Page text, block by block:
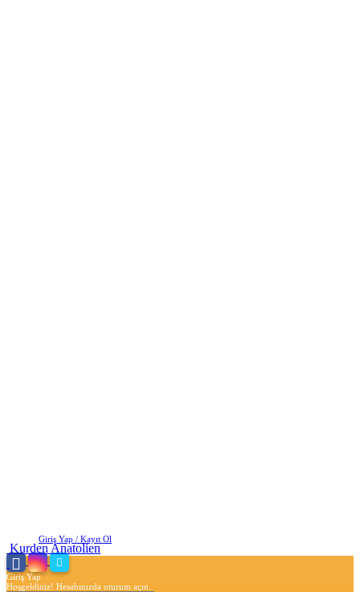
Giriş Yap / Kayıt Ol
Giriş Yap
Hoşgeldiniz! Hesabınızda oturum açın.
Kurden Anatolien